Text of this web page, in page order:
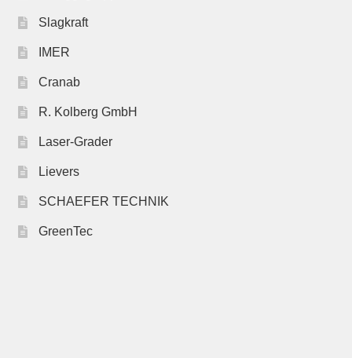
Slagkraft
IMER
Cranab
R. Kolberg GmbH
Laser-Grader
Lievers
SCHAEFER TECHNIK
GreenTec